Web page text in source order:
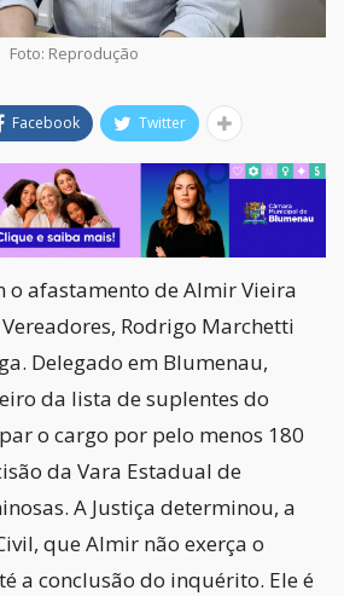
Foto: Reprodução
Facebook Twitter
o afastamento de Almir Vieira
Rodrigo Marchetti
Delegado em Blumenau,
da lista de suplentes do
o cargo por pelo menos 180
da Vara Estadual de
A Justiça determinou, a
que Almir não exerça o
a conclusão do inquérito. Ele é